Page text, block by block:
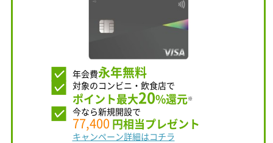
年会費永年無料
対象のコンビニ・飲食店で
ポイント最大20%還元※
今なら新規開設で
77,400 円相当プレゼント
キャンペーン詳細はコチラ